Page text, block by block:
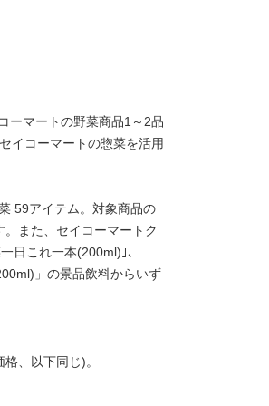
ーマートの野菜商品1～2品
イコーマートの惣菜を活用
59アイテム。対象商品の
また、セイコーマートク
日これ一本(200ml)｣、
」の景品飲料からいず
、以下同じ)。